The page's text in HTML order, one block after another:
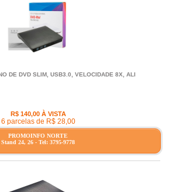
DE DVD SLIM, USB3.0, VELOCIDADE 8X, ALI
R$ 140,00 À VISTA
6 parcelas de R$ 28,00
PROMOINFO NORTE
Stand 24, 26 - Tel: 3795-9778